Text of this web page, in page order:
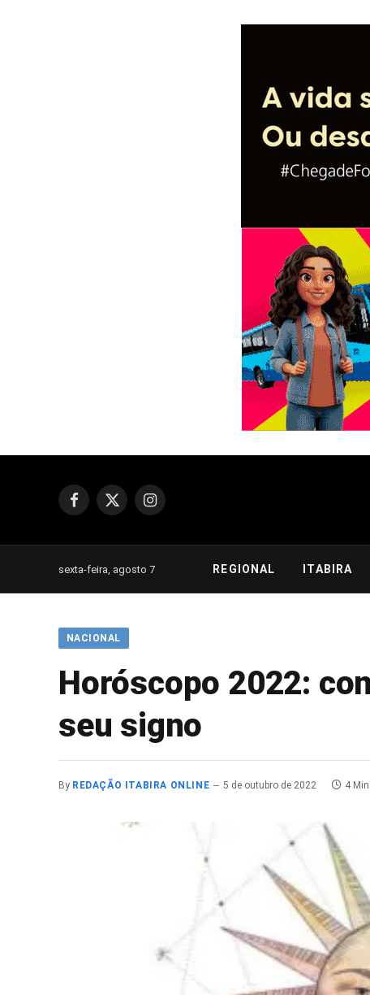
Facebook
X
Instagram
sexta-feira, agosto 7 REGIONAL ITABIRA
NACIONAL
Horóscopo 2022:
seu signo
By REDAÇÃO ITABIRA ONLINE 5 de outubro de 2022 4